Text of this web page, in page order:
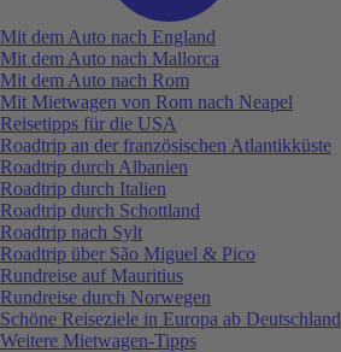
Mit dem Auto nach England
Mit dem Auto nach Mallorca
Mit dem Auto nach Rom
Mit Mietwagen von Rom nach Neapel
Reisetipps für die USA
Roadtrip an der französischen Atlantikküste
Roadtrip durch Albanien
Roadtrip durch Italien
Roadtrip durch Schottland
Roadtrip nach Sylt
Roadtrip über São Miguel & Pico
Rundreise auf Mauritius
Rundreise durch Norwegen
Schöne Reiseziele in Europa ab Deutschland
Weitere Mietwagen-Tipps